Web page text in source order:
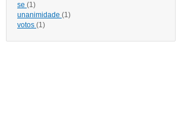
se (1)
unanimidade (1)
votos (1)